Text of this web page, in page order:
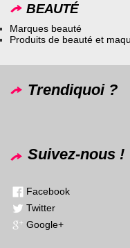
BEAUTÉ
Marques beauté
Produits de beauté et
Trendiquoi ?
Suivez-nous !
Facebook
Twitter
Google+